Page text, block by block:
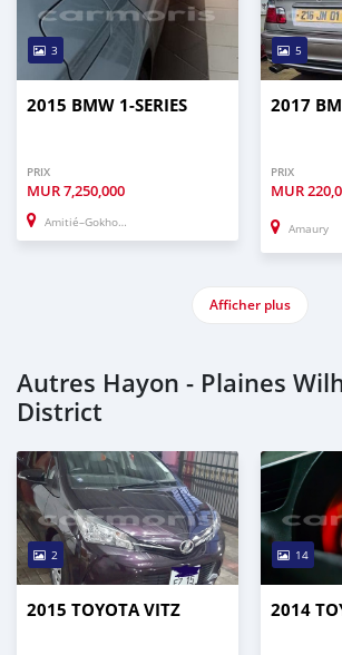
3
2015 BMW 1-SERIES
PRIX
MUR7,250,000
Amitié–Gokhoola
5
2017
PRIX
MUR
Amaury
Afficher plus
Autres Hayon - Plaines
District
2
2015 TOYOTA VITZ
14
2014